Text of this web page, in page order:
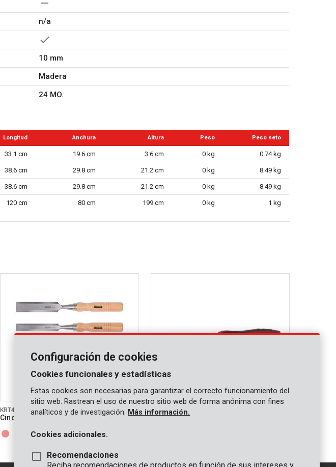
n/a
10 mm
Madera
24 MO.
Longitud Anchura Altura Peso Peso neto
33.1 cm 19.6 cm 3.6 cm 0 kg 0.74 kg
38.6 cm 29.8 cm 21.2 cm 0 kg 8.49 kg
38.6 cm 29.8 cm 21.2 cm 0 kg 8.49 kg
120 cm 80 cm 199 cm 0 kg 1 kg
KRT461003
Cincel para madera 6, 12, 18, 24mm - 4
KRT461101
Cincel para madera TPR 6mm
Configuración de cookies
Cookies funcionales y estadísticas
Estas cookies son necesarias para garantizar el correcto funcionamiento del
sitio web. Rastrean el uso de nuestro sitio web de forma anónima con fines
analíticos y de investigación. Más información.
Cookies adicionales.
Recomendaciones